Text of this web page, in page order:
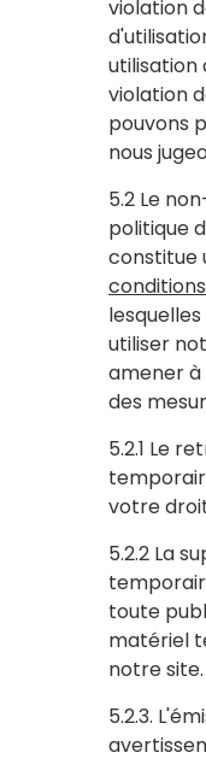
violation
utilisation
violation
pouvons
nous
5.2 Le
politique
constitue
utiliser
amener
des
5.2.1 Le
votre
5.2.2 La
toute
matériel
notre site.
5.2.3.